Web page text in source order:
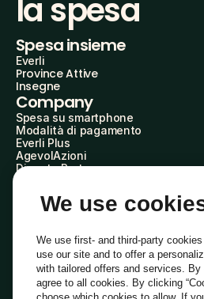
la spesa
Spesa insieme
Everli
Province Attive
Insegne
Company
Spesa su smartphone
Modalità di pagamento
Everli Plus
AgevolAzioni
Diventa Partner
Everli Shoppers
About Us
Everli News
Domande frequenti
Lavora con noi
Diventa Shopper
Investitori
We use
We use first- and third-party
use our site and to offer a
with tailored offers and services. By
agree to all cookies. By clicking